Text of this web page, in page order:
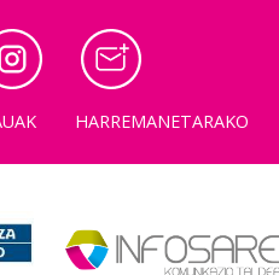
HARREMANETARAKO